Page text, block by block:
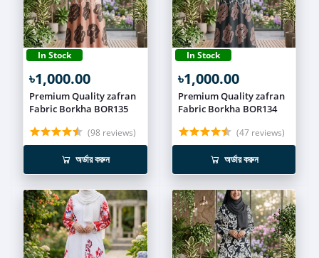
In Stock
৳1,000.00
Premium Quality zafran
Fabric Borkha BOR135
(98 reviews)
অর্ডার করুন
In Stock
৳1,000.00
Premium Quality zafran
Fabric Borkha BOR134
(47 reviews)
অর্ডার করুন